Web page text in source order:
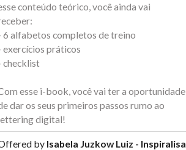
conteúdo teórico, você ainda vai
6 alfabetos completos de treino
exercícios práticos
checklist
esse i-book, você vai ter a oportunidade
dar os seus primeiros passos rumo ao
digital!
by Isabela Juzkow Luiz - Inspiralisa